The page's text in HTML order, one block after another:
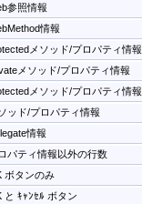
参照情報
情報
メソッド/プロパティ情報
メソッド/プロパティ情報
メソッド/プロパティ情報
ッド/プロパティ情報
情報
パティ情報以外の行数
ボタンのみ
と ｷｬﾝｾﾙ ボタン